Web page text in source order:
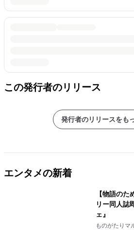
この発行者のリリース
発行者のリリースをも
エンタメの新着
【物語の
リー同人誌
ェ』
ものがたりマ